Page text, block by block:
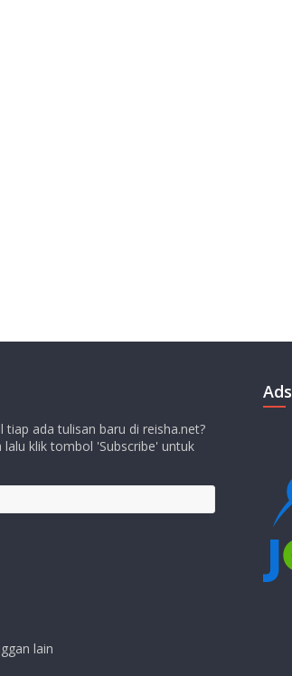
ada tulisan baru di reisha.net?
lalu klik tombol 'Subscribe' untuk
lain
Ads